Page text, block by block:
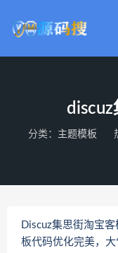
分类： 主题模板
Discuz集思街淘宝
板代码优化完美，